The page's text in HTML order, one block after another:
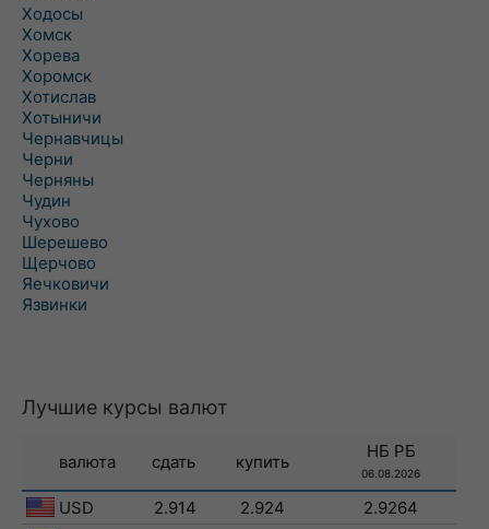
Ходосы
Хомск
Хорева
Хоромск
Хотислав
Хотыничи
Чернавчицы
Черни
Черняны
Чудин
Чухово
Шерешево
Щерчово
Яечковичи
Язвинки
Лучшие курсы валют
валюта сдать купить
НБ РБ
06.08.2026
USD 2.914 2.924
2.9264